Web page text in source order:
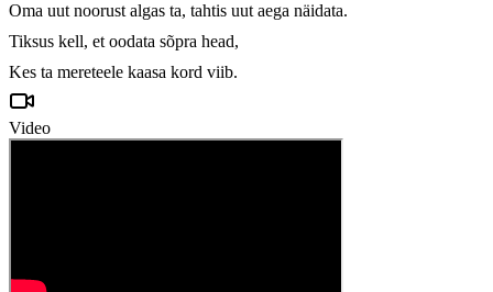
Oma uut noorust algas ta, tahtis uut aega näidata.
Tiksus kell, et oodata sõpra head,
Kes ta mereteele kaasa kord viib.
Video